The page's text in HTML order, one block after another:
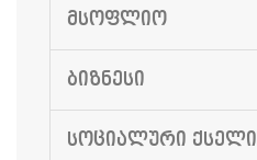
ᲛᲡᲝᲤᲚᲘᲝ
ᲑᲘᲖᲜᲔᲡᲘ
ᲡᲝᲪᲘᲐᲚᲣᲠᲘ ᲥᲡᲔᲚᲘ